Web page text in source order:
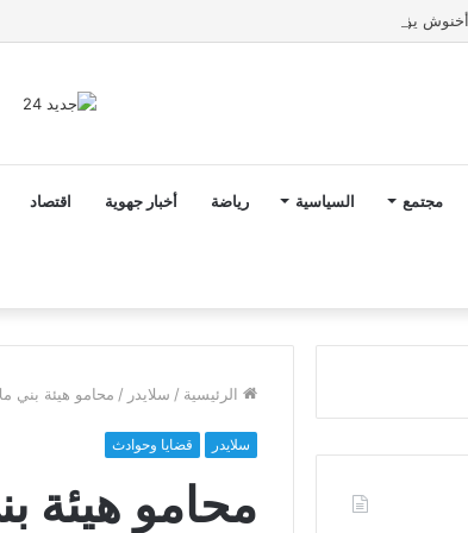
أخنوش يؤكد في المذكرة التوجيهية حول ميزانية 2027 أن ثوابت العدالة الاجتماعية والمجالية خيار استراتيجي للبلاد
مجتمع السياسية رياضة أخبار جهوية اقتصاد
الرئيسية / سلايدر / محامو هيئة بني
سلايدر قضايا وحوادث
محامو هيئة